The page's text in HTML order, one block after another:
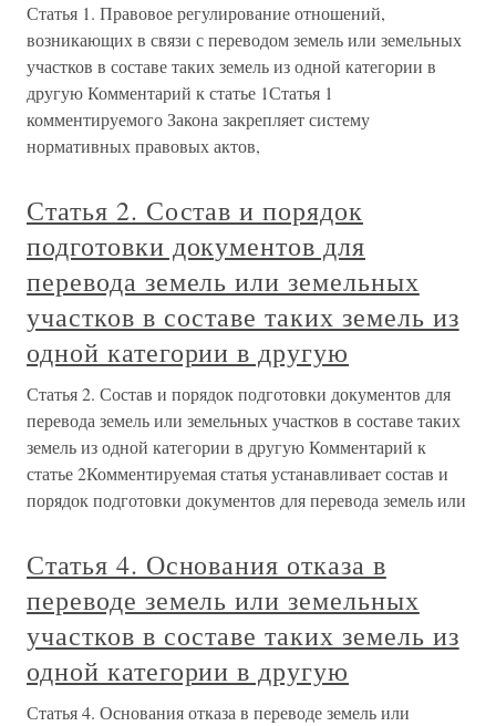
Статья 1. Правовое регулирование отношений,
возникающих в связи с переводом земель или земельных
участков в составе таких земель из одной категории в
другую Комментарий к статье 1Статья 1
комментируемого Закона закрепляет систему
нормативных правовых актов,
Статья 2. Состав и порядок
подготовки документов для
перевода земель или земельных
участков в составе таких земель из
одной категории в другую
Статья 2. Состав и порядок подготовки документов для
перевода земель или земельных участков в составе таких
земель из одной категории в другую Комментарий к
статье 2Комментируемая статья устанавливает состав и
порядок подготовки документов для перевода земель или
Статья 4. Основания отказа в
переводе земель или земельных
участков в составе таких земель из
одной категории в другую
Статья 4. Основания отказа в переводе земель или